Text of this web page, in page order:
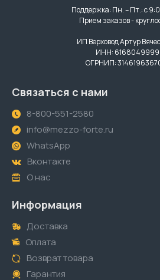
Поддержка: Пн. – Пт.: с
Прием заказов -
ИП Верховод Артур
ИНН:
ОГРНИП:
Связаться с нами
8-800-551-2580
info@mezzo-forte.ru
WhatsApp
Вконтакте
О нас
Информация
Доставка
Оплата
Возврат товара
Гарантия